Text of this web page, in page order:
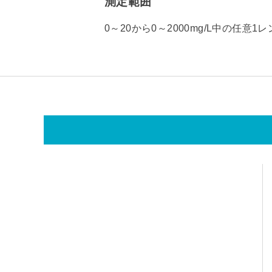
0～20から0～2000mg/L中の任意1レ